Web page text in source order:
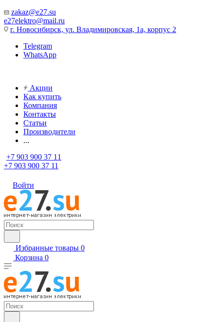
zakaz@e27.su
e27elektro@mail.ru
г. Новосибирск, ул. Владимировская, 1а, корпус 2
Telegram
WhatsApp
Акции
Как купить
Компания
Контакты
Статьи
Производители
...
+7 903 900 37 11
+7 903 900 37 11
Войти
Избранные товары 0
Корзина 0